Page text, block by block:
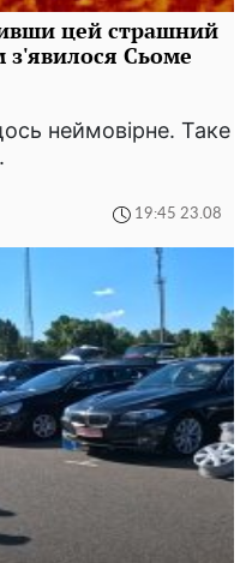
цей страшний
з'явилося Сьоме
неймовірне. Таке
19:45 23.08